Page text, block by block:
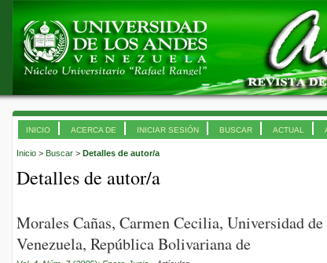
INICIO ACERCA DE INICIAR SESIÓN BUSCAR ACTUAL
Inicio > Buscar > Detalles de autor/a
Detalles de autor/a
Morales Cañas, Carmen Cecilia, Universidad
Venezuela, República Bolivariana de